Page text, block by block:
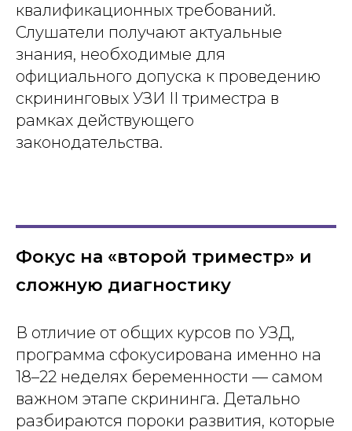
квалификационных требований.
Слушатели получают актуальные
знания, необходимые для
официального допуска к проведению
скрининговых УЗИ II триместра в
рамках действующего
законодательства.
Фокус на «второй триместр» и
сложную диагностику
В отличие от общих курсов по УЗД,
программа сфокусирована именно на
18–22 неделях беременности — самом
важном этапе скрининга. Детально
разбираются пороки развития, которые